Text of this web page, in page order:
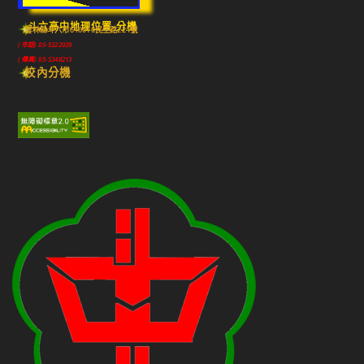
斗六高中地理位置-分機
雲林縣斗六市640010民生路224號
(市話) 05-5322039
(傳真) 05-5348213
校內分機